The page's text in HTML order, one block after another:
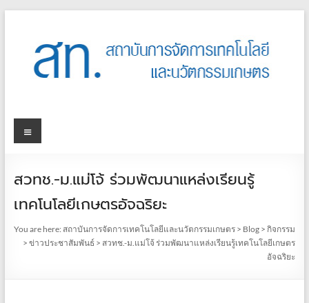
สวทช.-ม.แม่โจ้ ร่วมพัฒนาแหล่งเรียนรู้
เทคโนโลยีเกษตรอัจฉริยะ
You are here: สถาบันการจัดการเทคโนโลยีและนวัตกรรมเกษตร > Blog >กิจกรรม
>ข่าวประชาสัมพันธ์ > สวทช.-ม.แม่โจ้ ร่วมพัฒนาแหล่งเรียนรู้เทคโนโลยีเกษตร
อัจฉริยะ